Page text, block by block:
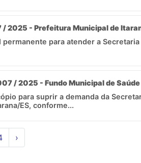
/ 2025 - Prefeitura Municipal de
para atender a
/ 2025 - Fundo Municipal de Saúde
para suprir a demanda da
ES, conforme...
›